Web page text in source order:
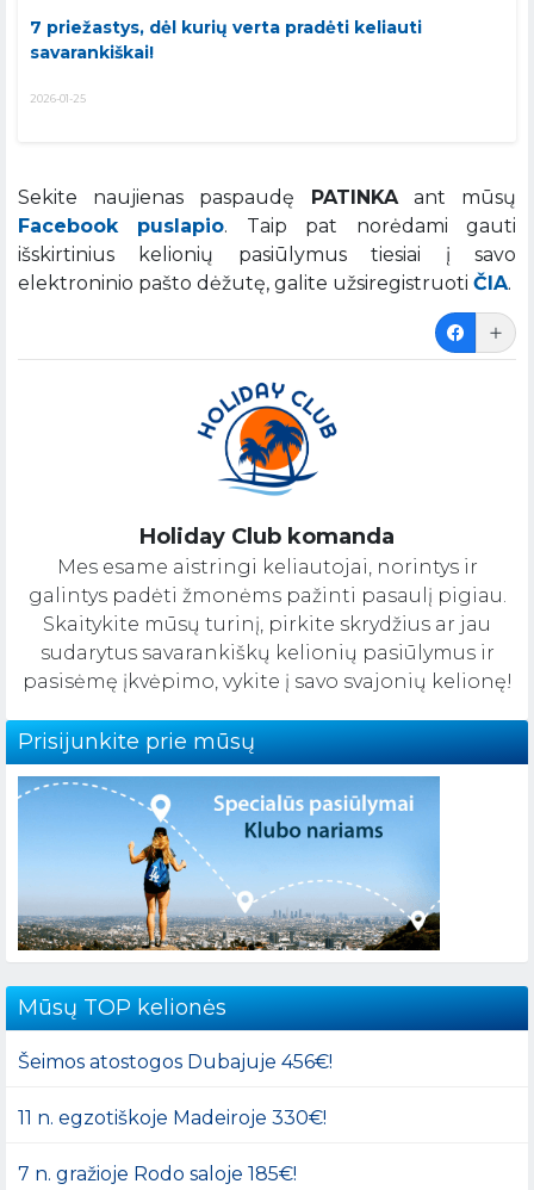
7 priežastys, dėl kurių verta pradėti keliauti
savarankiškai!
2026-01-25
Sekite naujienas paspaudę PATINKAant mūsų
Facebook puslapio. Taip pat norėdami gauti
išskirtinius kelionių pasiūlymus tiesiai į savo
elektroninio pašto dėžutę, galite užsiregistruoti ČIA.
Holiday Club komanda
Mes esame aistringi keliautojai, norintys ir
galintys padėti žmonėms pažinti pasaulį pigiau.
Skaitykite mūsų turinį, pirkite skrydžius ar jau
sudarytus savarankiškų kelionių pasiūlymus ir
pasisėmę įkvėpimo, vykite į savo svajonių kelionę!
Prisijunkite prie mūsų
Mūsų TOP kelionės
Šeimos atostogos Dubajuje 456€!
11 n. egzotiškoje Madeiroje 330€!
7 n. gražioje Rodo saloje 185€!